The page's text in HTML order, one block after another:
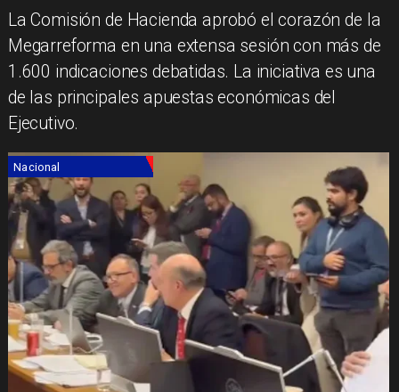
La Comisión de Hacienda aprobó el corazón de la
Megarreforma en una extensa sesión con más de
1.600 indicaciones debatidas. La iniciativa es una
de las principales apuestas económicas del
Ejecutivo.
Nacional